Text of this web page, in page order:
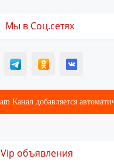
Мы в Соц.сетях
T ОК ВК
Канал добавляется
Vip объявления